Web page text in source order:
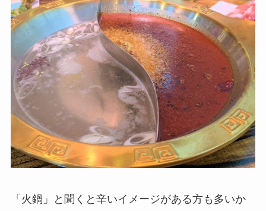
「火鍋」と聞くと辛いイメージがある方も多いか